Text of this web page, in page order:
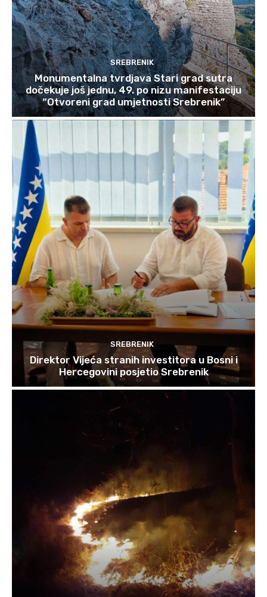
SREBRENIK
Monumentalna tvrdjava Stari grad sutra
dočekuje još jednu, 49. po nizu manifestaciju
“Otvoreni grad umjetnosti Srebrenik”
SREBRENIK
Direktor Vijeća stranih investitora u Bosni i
Hercegovini posjetio Srebrenik